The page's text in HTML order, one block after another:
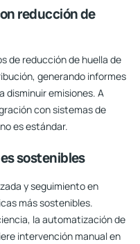
reducción de
de reducción de huella de
generando informes
disminuir emisiones. A
con sistemas de
es estándar.
sostenibles
y seguimiento en
más sostenibles.
la automatización de
intervención manual en